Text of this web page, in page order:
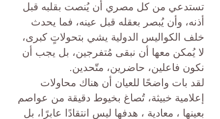
تستدعي من كل مصري أن يُنصت بقلبه قبل
أذنه، وأن يُبصر بعقله قبل عينه، فما يحدث
خلف الكواليس الدولية يشي بتحولاتٍ كبرى،
لا يُمكن معها أن نبقى مُتفرجين، بل يجب أن
نكون فاعلين، حاضرين، متّحدين.
لقد بات واضحًا للعيان أن هناك محاولات
إعلامية خبيثة، تُصاغ بخيوط دقيقة من عواصم
بعينها ، معادية ، هدفها ليس انتقادًا عابرًا، بل